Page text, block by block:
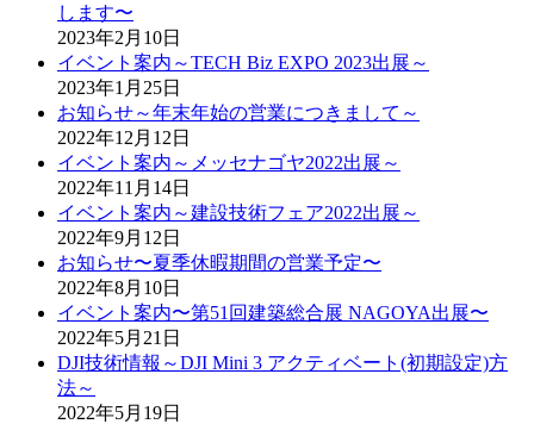
します〜
2023年2月10日
イベント案内～TECH Biz EXPO 2023出展～
2023年1月25日
お知らせ～年末年始の営業につきまして～
2022年12月12日
イベント案内～メッセナゴヤ2022出展～
2022年11月14日
イベント案内～建設技術フェア2022出展～
2022年9月12日
お知らせ〜夏季休暇期間の営業予定〜
2022年8月10日
イベント案内〜第51回建築総合展 NAGOYA出展〜
2022年5月21日
DJI技術情報～DJI Mini 3 アクティベート(初期設定)方
法～
2022年5月19日